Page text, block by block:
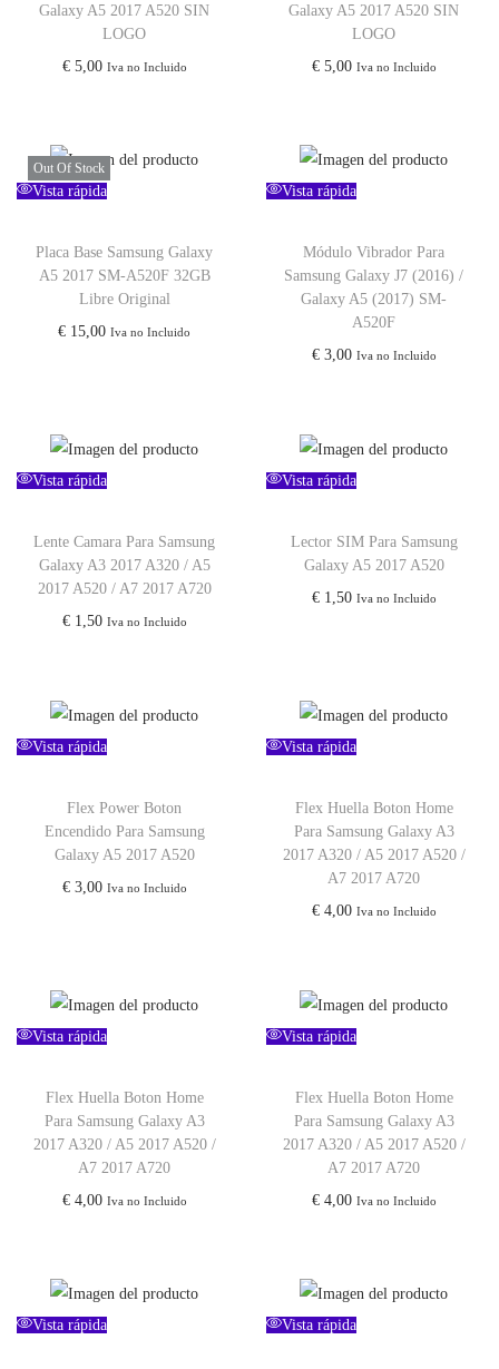
Galaxy A5 2017 A520 SIN
LOGO
€5,00 Iva no Incluido
Galaxy A5 2017 A520 SIN
LOGO
€5,00 Iva no Incluido
Out Of Stock
Vista rápida
Placa Base Samsung Galaxy
A5 2017 SM-A520F 32GB
Libre Original
€ 15,00 Iva no Incluido
Vista rápida
Módulo Vibrador Para
Samsung Galaxy J7 (2016) /
Galaxy A5 (2017) SM-
A520F
€3,00 Iva no Incluido
Vista rápida
Lente Camara Para Samsung
Galaxy A3 2017 A320 / A5
2017 A520 / A7 2017 A720
€1,50 Iva no Incluido
Vista rápida
Lector SIM Para Samsung
Galaxy A5 2017 A520
€1,50 Iva no Incluido
Vista rápida
Flex Power Boton
Encendido Para Samsung
Galaxy A5 2017 A520
€3,00 Iva no Incluido
Vista rápida
Flex Huella Boton Home
Para Samsung Galaxy A3
2017 A320 / A5 2017 A520 /
A7 2017 A720
€4,00 Iva no Incluido
Vista rápida
Flex Huella Boton Home
Para Samsung Galaxy A3
2017 A320 / A5 2017 A520 /
A7 2017 A720
€4,00 Iva no Incluido
Vista rápida
Flex Huella Boton Home
Para Samsung Galaxy A3
2017 A320 / A5 2017 A520 /
A7 2017 A720
€4,00 Iva no Incluido
Vista rápida Vista rápida